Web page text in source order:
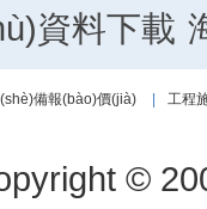
資料下載
備報(bào)價(jià) 工程
©